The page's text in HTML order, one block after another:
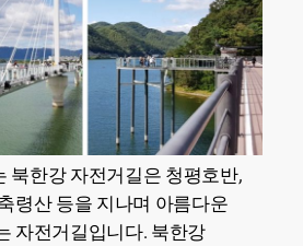
북한강 자전거길은 청평호반,
령산 등을 지나며 아름다운
자전거길입니다. 북한강